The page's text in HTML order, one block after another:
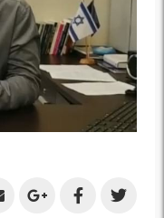
Share
Share
Share